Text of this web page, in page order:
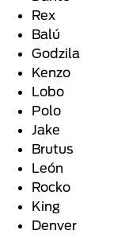
Rex
Balú
Godzila
Kenzo
Lobo
Polo
Jake
Brutus
León
Rocko
King
Denver